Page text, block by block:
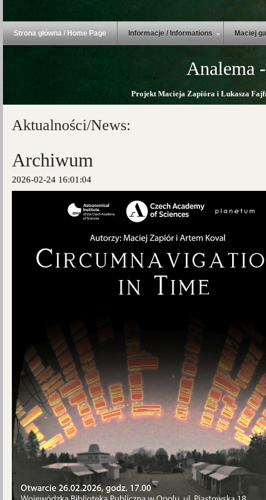
Strona główna / Home Page Informacje / Informations Maciej
Analema
Projekt Macieja Zapióra i Łukasza
Aktualności/News:
Archiwum
2026-02-24 16:01:04